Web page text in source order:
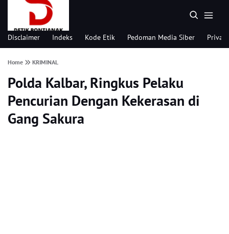
Disclaimer Indeks Kode Etik Pedoman Media Siber
Home KRIMINAL
Polda Kalbar, Ringkus Pelaku
Pencurian Dengan Kekerasan di
Gang Sakura